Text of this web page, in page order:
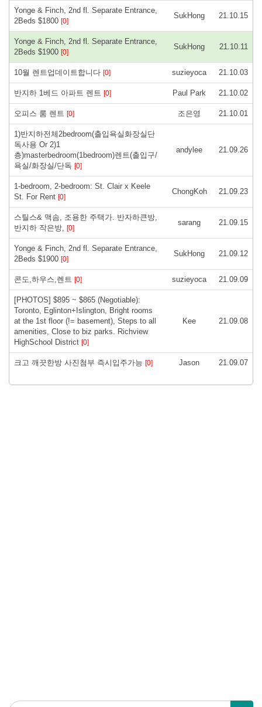
Yonge & Finch, 2nd fl. Separate Entrance,
2Beds $1800 [0]
SukHong 21.10.15
Yonge & Finch, 2nd fl. Separate Entrance,
2Beds $1900 [0]
SukHong 21.10.11
10월 렌트업데이트합니다 [0] suzieyoca 21.10.03
반지하 1베드 아파트 렌트 [0] Paul Park 21.10.02
오피스 룸 렌트 [0] 조은영 21.10.01
1)반지하전체2bedroom(출입욕실화장실단
독사용 Or 2)1
층)masterbedroom(1bedroom)렌트(출입구/
욕실/화장실/단독 [0]
andylee 21.09.26
1-bedroom, 2-bedroom: St. Clair x Keele
St. For Rent [0]
ChongKoh 21.09.23
스틸스& 맥솜, 조용한 주택가. 반자하큰방,
반지하 작은방, [0]
sarang 21.09.15
Yonge & Finch, 2nd fl. Separate Entrance,
2Beds $1900 [0]
SukHong 21.09.12
콘도,하우스,렌트 [0] suzieyoca 21.09.09
[PHOTOS] $895 ~ $865 (Negotiable):
Toronto, Eglinton+Islington, Bright rooms
at the 1st floor (!= basement), Steps to all
amenities, Close to biz parks. Richview
HighSchool District [0]
Kee 21.09.08
크고 깨끗한방 사진첨부 즉시입주가능 [0] Jason 21.09.07